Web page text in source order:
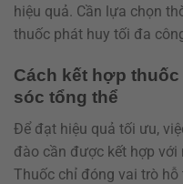
hiệu quả. Cần lựa chọn
thuốc phát huy tối đa
Cách kết hợp
sóc tổng thể
Để đạt hiệu quả tối ưu,
đào cần được kết hợp
Thuốc chỉ đóng vai trò